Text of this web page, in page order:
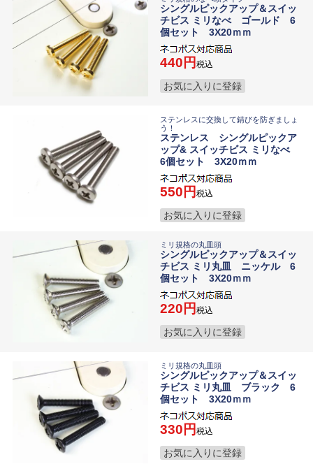
シングルピックアップ＆スイッ
チビス ミリなべ ゴールド 6
個セット 3X20ｍｍ
440 税込
お気に入りに登録
ステンレスに交換して錆びを防ぎましょ
う！
ステンレス シングルピックア
ップ& スイッチビス ミリなべ
6個セット 3X20ｍｍ
550 税込
お気に入りに登録
ミリ規格の丸皿頭
シングルピックアップ＆スイッ
チビス ミリ丸皿 ニッケル 6
個セット 3X20ｍｍ
220 税込
お気に入りに登録
ミリ規格の丸皿頭
シングルピックアップ＆スイッ
チビス ミリ丸皿 ブラック 6
個セット 3X20ｍｍ
330 税込
お気に入りに登録